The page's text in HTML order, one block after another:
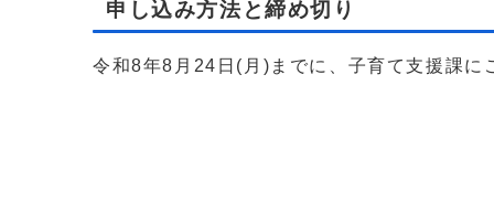
申し込み方法と締め切り
令和8年8月24日(月)までに、子育て支援課に